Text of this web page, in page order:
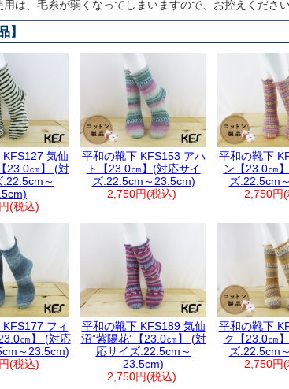
は、毛糸が弱くなってしまいますので、お控えください
】
気仙
23.0㎝】 (対
:22.5cm～
(税込)
平和の靴下 KFS153 アハ
ト【23.0㎝】(対応サイ
ズ:22.5cm～23.5cm)
2,750円(税込)
平和の靴下
ン【23.0㎝
ズ:22.5cm
2,750円
フィ
㎝】 (対応
～23.5cm)
(税込)
平和の靴下 KFS189 気仙
沼”紫陽花”【23.0㎝】 (対
応サイズ:22.5cm～
23.5cm)
2,750円(税込)
平和の靴下
ク【23.0㎝
ズ:22.5cm
2,750円